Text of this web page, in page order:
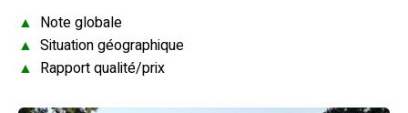
▲ Note globale
▲ Situation géographique
▲ Rapport qualité/prix